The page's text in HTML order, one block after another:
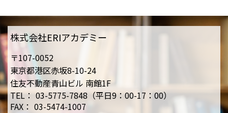
株式会社ERIアカデミー
〒107-0052
東京都港区赤坂8-10-24
住友不動産青山ビル 南館1F
TEL： 03-5775-7848（平日9：00-17：00）
FAX： 03-5474-1007